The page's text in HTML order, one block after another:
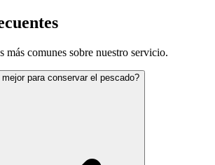
más comunes sobre nuestro servicio.
para conservar el pescado?